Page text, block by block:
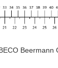
Beermann